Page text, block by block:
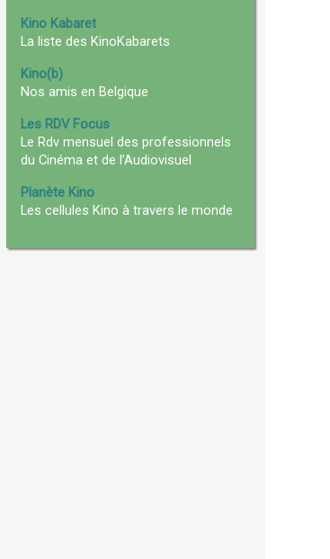
son -- Nicolas PIOT : Montage -- Wafa Noubadji :
: Musicien.ne
Kino Kabaret
La liste des KinoKabarets
Kino(b)
Nos amis en Belgique
Les RDV Focus
Le Rdv mensuel des professionnels
du Cinéma et de l’Audiovisuel
Planète Kino
Les cellules Kino à travers le monde